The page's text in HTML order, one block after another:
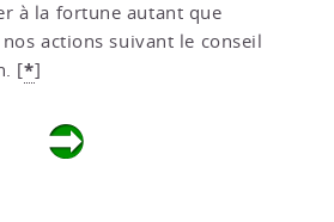
à la fortune autant que
actions suivant le conseil
[*]